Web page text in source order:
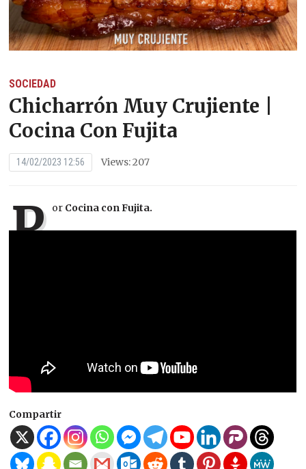
SOCIEDAD
Chicharrón Muy Crujiente |
Cocina Con Fujita
14/02/2023 12:56 Views: 207
P or Cocina con Fujita.
Compartir